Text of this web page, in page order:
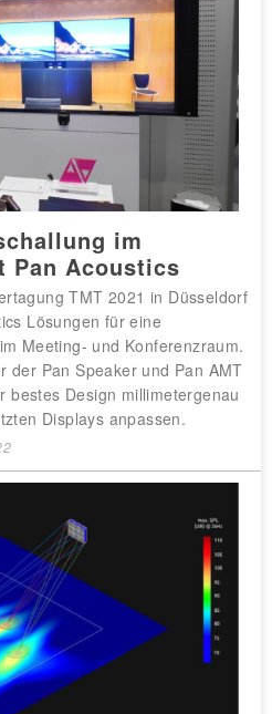
im
Pan Acoustics
TMT 2021 in Düsseldorf
Lösungen für eine
Meeting- und Konferenzraum.
der Pan Speaker und Pan AMT
bestes Design millimetergenau
Displays anpassen.